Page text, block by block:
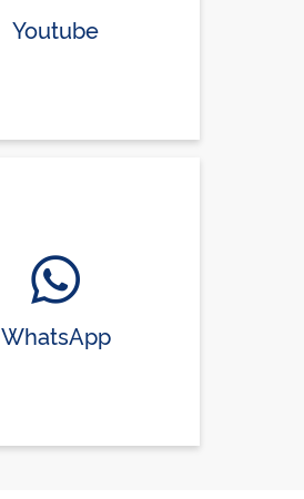
Youtube
WhatsApp